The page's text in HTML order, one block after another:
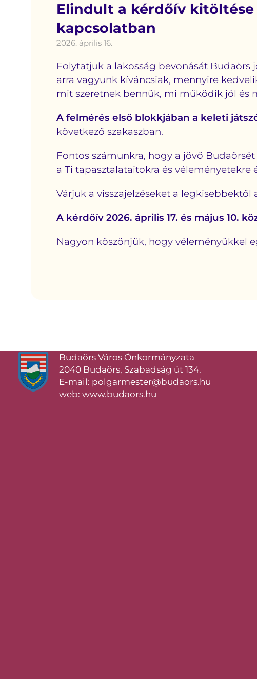
Elindult a kérdőív
kapcsolatban
2026. április 16.
Folytatjuk a lakosság bevonását Budaörs
arra vagyunk kíváncsiak, mennyire
mit szeretnek bennük, mi működik jól és
A felmérés első blokkjában a keleti
következő szakaszban.
Fontos számunkra, hogy a jövő
a Ti tapasztalataitokra és véleményetekre
Várjuk a visszajelzéseket a
A kérdőív 2026. április 17. és május 10.
Nagyon köszönjük, hogy véleményükkel
Budaörs Város Önkormányzata
2040 Budaörs, Szabadság út 134.
E-mail: polgarmester@budaors.hu
web: www.budaors.hu